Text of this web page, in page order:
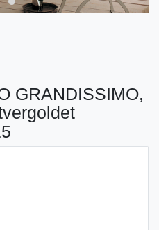
GRANDISSIMO,